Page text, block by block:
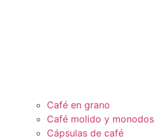
Café en grano
Café molido y
Cápsulas de café